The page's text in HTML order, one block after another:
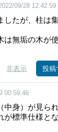
09/28 12:42:59
したが、柱は
は無垢の木が
非表示 投稿
00:59:46
中身）が見ら
が標準仕様と